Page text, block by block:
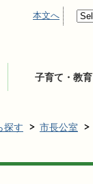
本文へ
子育て・教育
探す 市長公室